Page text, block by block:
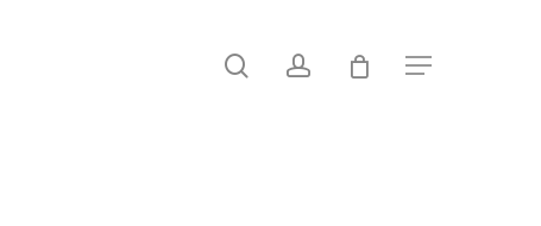
searchaccount Menu